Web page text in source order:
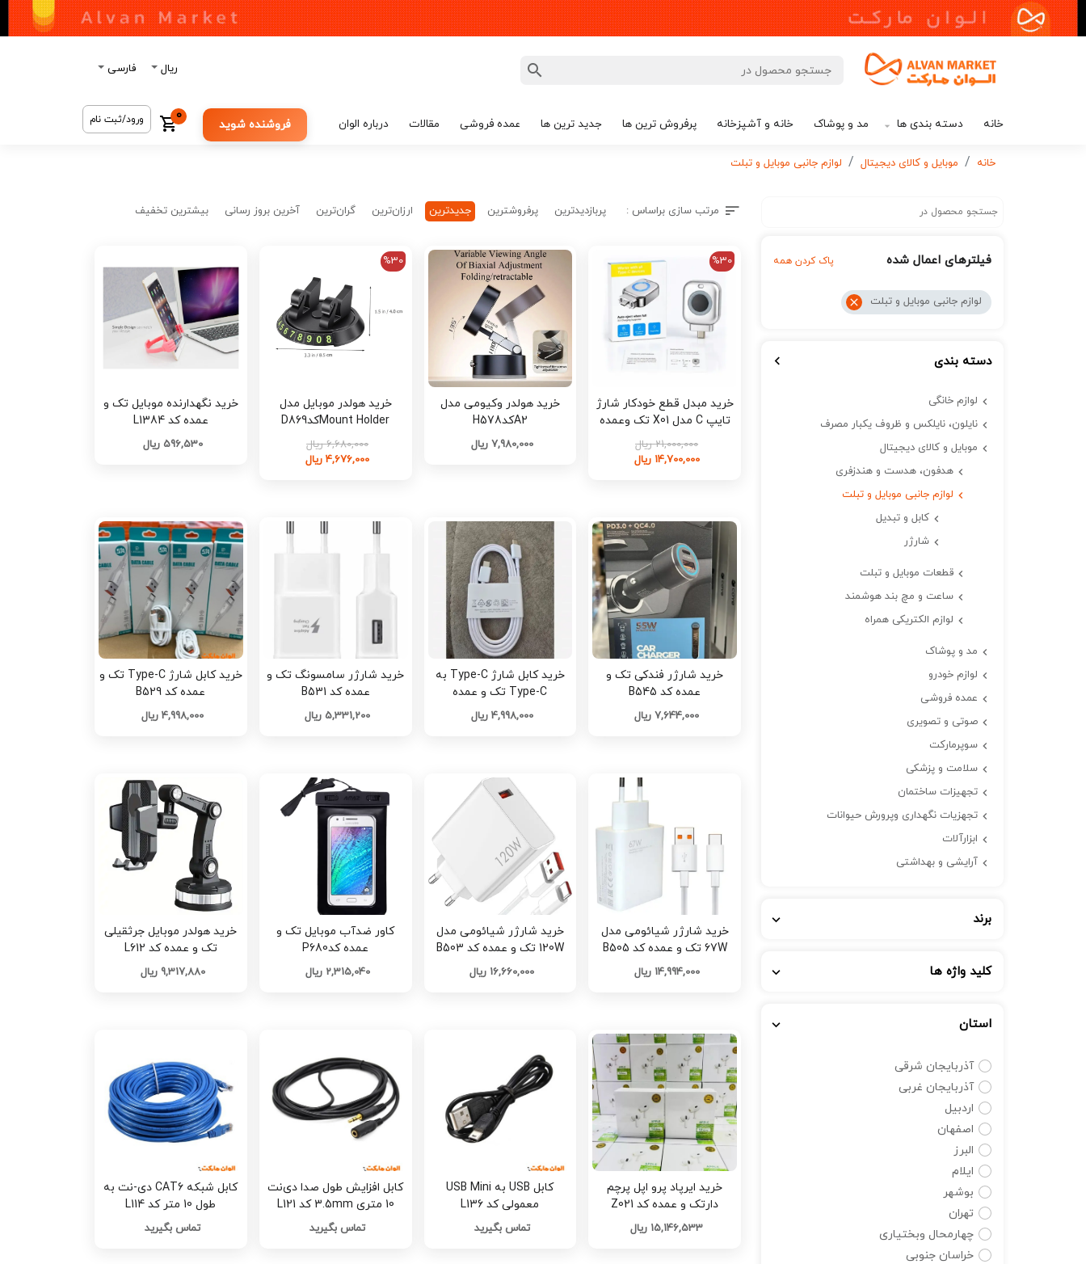
ریال فارسی
خانه دسته بندی ها مد و پوشاک خانه و آشپزخانه پرفروش ترین ها جدید ترین ها عمده فروشی مقالات درباره الوان فروشنده شوید
0 ورود/ثبت نام
خانه موبایل و کالای دیجیتال لوازم جانبی موبایل و تبلت
فیلترهای اعمال شده پاک کردن همه
لوازم جانبی موبایل و تبلت
دسته بندی
لوازم خانگی
نایلون، نایلکس و ظروف یکبار مصرف
موبایل و کالای دیجیتال
هدفون، هدست و هندزفری
لوازم جانبی موبایل و تبلت
کابل و تبدیل
شارژر
قطعات موبایل و تبلت
ساعت و مچ بند هوشمند
لوازم الکتریکی همراه
مد و پوشاک
لوازم خودرو
عمده فروشی
صوتی و تصویری
سوپرمارکت
سلامت و پزشکی
تجهیزات ساختمان
تجهزیات نگهداری وپرورش حیوانات
ابزارآلات
آرایشی و بهداشتی
برند
کلید واژه ها
استان
آذربایجان شرقی
آذربایجان غربی
اردبیل
اصفهان
البرز
ایلام
بوشهر
تهران
چهارمحال وبختیاری
خراسان جنوبی
مرتب سازی براساس : پربازدیدترین پرفروشترین جدیدترین ارزان‌ترین گران‌ترین آخرین بروز رسانی بیشترین تخفیف
%30
خرید مبدل قطع خودکار شارژ
تایپ C مدل X01 تک وعمده
21,000,000 ریال
14,700,000 ریال
خرید هولدر وکیومی مدل
A2کدH578
7,980,000 ریال
%30
خرید هولدر موبایل مدل
Mount HolderکدD869
6,680,000 ریال
4,676,000 ریال
خرید نگهدارنده موبایل تک و
عمده کد L1384
596,530 ریال
خرید شارژر فندکی تک و
عمده کد B545
7,644,000 ریال
خرید کابل شارژ Type-C به
Type-C تک و عمده
4,998,000 ریال
خرید شارژر سامسونگ تک و
عمده کد B531
5,331,200 ریال
خرید کابل شارژ Type-C تک و
عمده کد B529
4,998,000 ریال
خرید شارژر شیائومی مدل
67W تک و عمده کد B505
14,994,000 ریال
خرید شارژر شیائومی مدل
120W تک و عمده کد B503
16,660,000 ریال
کاور ضدآب موبایل تک و
عمده کدP680
2,315,040 ریال
خرید هولدر موبایل جرثقیلی
تک و عمده کد L612
9,317,880 ریال
خرید ایرپاد پرو اپل پرچم
دارتک و عمده کد Z021
15,146,533 ریال
کابل USB به USB Mini
معمولی کد L136
تماس بگیرید
کابل افزایش طول صدا دی‌نت
10 متری 3.5mm کد L121
تماس بگیرید
کابل شبکه CAT6 دی-نت به
طول 10 متر کد L114
تماس بگیرید